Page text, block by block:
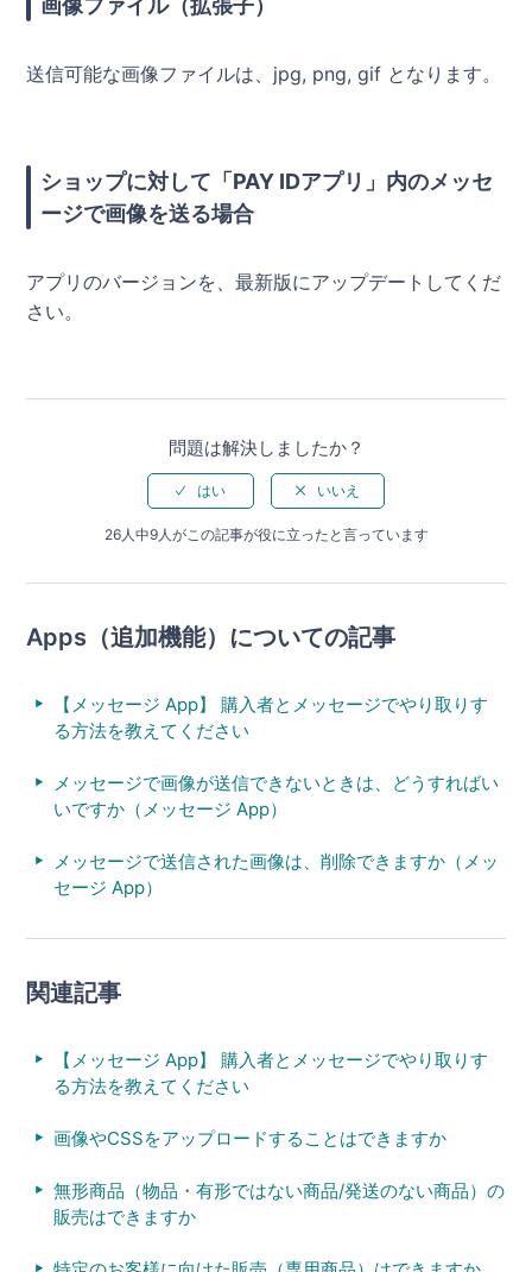
画像ファイル（拡張子）
送信可能な画像ファイルは、jpg, png, gif となります。
ショップに対して「PAY IDアプリ」内のメッセ
ージで画像を送る場合
アプリのバージョンを、最新版にアップデートしてくだ
さい。
問題は解決しましたか？
26人中9人がこの記事が役に立ったと言っています
Apps（追加機能）についての記事
【メッセージ App】 購入者とメッセージでやり取りす
る方法を教えてください
メッセージで画像が送信できないときは、どうすればい
いですか（メッセージ App）
メッセージで送信された画像は、削除できますか（メッ
セージ App）
関連記事
【メッセージ App】 購入者とメッセージでやり取りす
る方法を教えてください
画像やCSSをアップロードすることはできますか
無形商品（物品・有形ではない商品/発送のない商品）の
販売はできますか